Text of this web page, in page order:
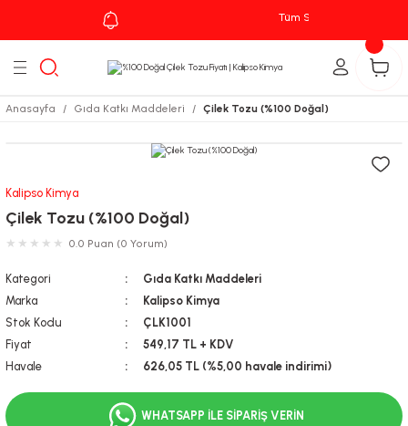
Tüm Siparişlerinizde
Anasayfa Gıda Katkı Maddeleri Çilek Tozu (%100 Doğal)
Kalipso Kimya
Çilek Tozu (%100 Doğal)
0.0 Puan (0 Yorum)
Kategori
Gıda Katkı Maddeleri
Marka
Kalipso Kimya
Stok Kodu
ÇLK1001
Fiyat
549,17 TL + KDV
Havale
626,05 TL (%5,00 havale indirimi)
WHATSAPP İLE SİPARİŞ VERİN